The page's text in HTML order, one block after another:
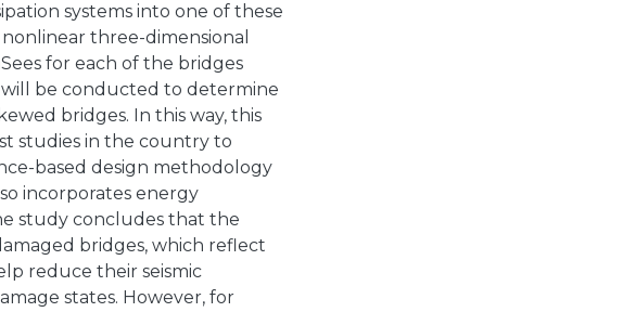
systems into one of these
three-dimensional
for each of the bridges
will be conducted to determine
bridges. In this way, this
studies in the country to
based design methodology
incorporates energy
study concludes that the
bridges, which reflect
reduce their seismic
states. However, for